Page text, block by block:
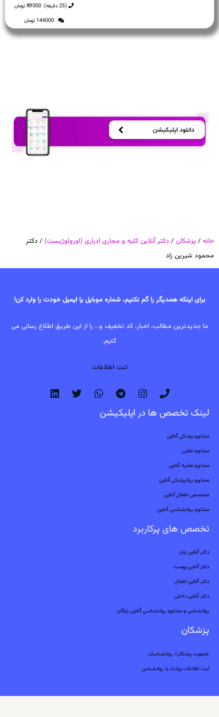
(25 دقیقه): 89000 تومان
: 144000 تومان
خانه / پزشکان / دکتر آنلاین کلیه و مجاری ادراری (اورولوژیست) / دکتر
محمود شیرین زاد
برای اینکه همدیگر را گم نکنیم، شماره موبایل یا ایمیل خودت را وارد کن!
ما جدیدترین مطالب، اخبار، کد تخفیف و... را از این طریق اطلاع رسانی می
کنیم.
ثبت اطلاعات
لینک تخصص ها در اپلیکیشن
مشاوره پزشکی آنلاین
مشاوره تلفنی
مشاوره تغذیه آنلاین
مشاوره روانپزشکی آنلاین
متخصص اطفال آنلاین
مشاوره روانشناسی آنلاین
تخصص های پرکاربرد
دکتر آنلاین زنان
دکتر آنلاین پوست
دکتر آنلاین اطفال
دکتر آنلاین داخلی
روانشناس و مشاوره روانشناسی آنلاین رایگان
پزشکان
عضویت پزشکان/ روانشناسان
ثبت اطلاعات پزشک یا روانشناس